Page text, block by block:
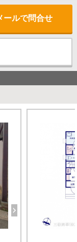
ールで問合せ